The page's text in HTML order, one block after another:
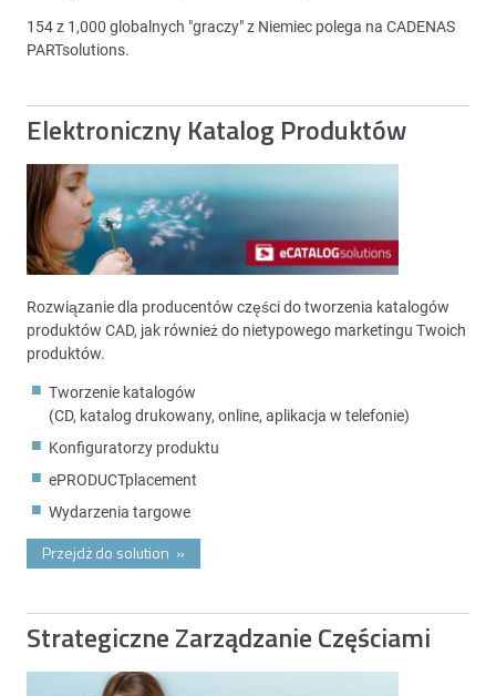
154 z 1,000 globalnych "graczy" z Niemiec polega na CADENAS
PARTsolutions.
Elektroniczny Katalog Produktów
Rozwiązanie dla producentów części do tworzenia katalogów
produktów CAD, jak również do nietypowego marketingu Twoich
produktów.
Tworzenie katalogów
(CD, katalog drukowany, online, aplikacja w telefonie)
Konfiguratorzy produktu
ePRODUCTplacement
Wydarzenia targowe
Przejdż do solution »
Strategiczne Zarządzanie Częściami